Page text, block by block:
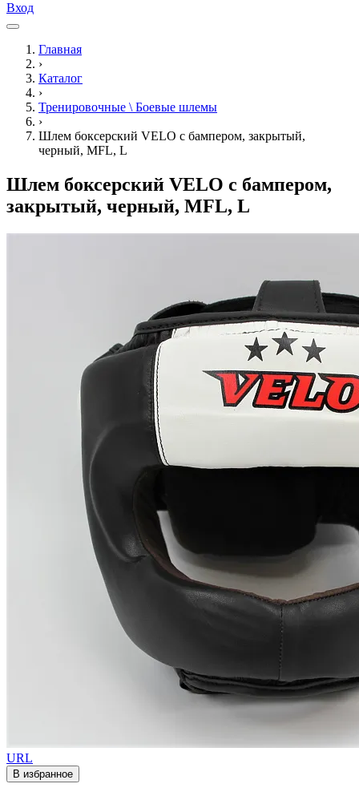
Вход
Главная
›
Каталог
›
Тренировочные \ Боевые шлемы
›
Шлем боксерский VELO с бампером, закрытый,
черный, MFL, L
Шлем боксерский VELO с бампером,
закрытый, черный, MFL, L
URL
В избранное